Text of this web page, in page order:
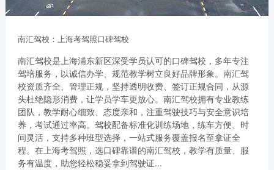
南汇驾校：上海考驾照口碑驾校
南汇驾校是上海浦东新区深受学员认可的口碑驾校，多年专注
驾培服务，以诚信办学、规范教学树立良好品牌形象。南汇驾
校资质齐全、管理正规，坚持透明收费、签订正规合同，从源
头杜绝隐形消费，让学员学车更放心。南汇驾校拥有专业教练
团队，教学耐心细致、态度亲和，注重驾驶技巧与安全意识培
养，考试通过率高。驾校配备标准化训练场地，练车方便、时
间灵活，支持多种班型选择，一站式服务覆盖报名至拿证全
程。在上海考驾照，选口碑靠谱的南汇驾校，教学有质量、服
务有温度，助您轻松稳妥拿到驾驶证...